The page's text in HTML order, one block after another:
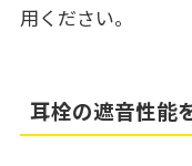
用ください。
耳栓の遮音性能